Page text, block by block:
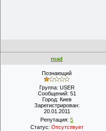
road
Познающий
Группа: USER
Сообщений: 51
Город: Киев
Зарегистрирован:
20.01.2011
Репутация: 5
Статус: Отсутствует